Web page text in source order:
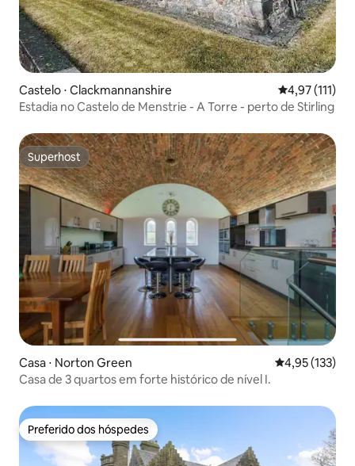
Castelo ⋅ Clackmannanshire 4,97 de uma
4,97 (111)
Estadia no Castelo de Menstrie - A Torre - perto de Stirling
Superhost
Superhost
Casa ⋅ Norton Green 4,95 de uma
4,95 (133)
Casa de 3 quartos em forte histórico de nível I.
Preferido dos hóspedes
Preferido dos hóspedes